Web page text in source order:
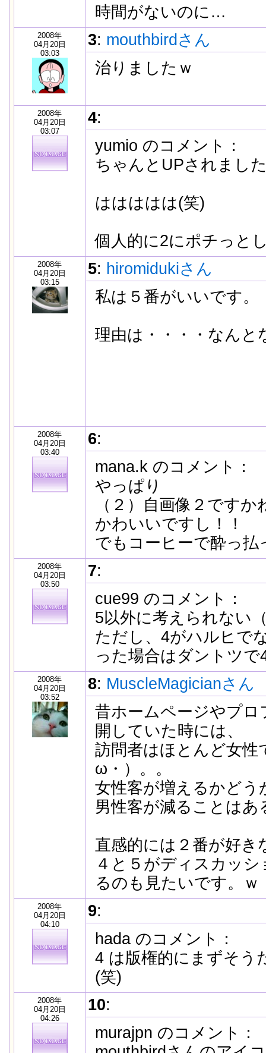
時間がないのに…
2008年
04月20日
03:03
3: mouthbirdさん
治りましたｗ
2008年
04月20日
03:07
4:
yumio のコメント：
ちゃんとUPされまし
ははははは(笑)
個人的に2にポチっと
2008年
04月20日
03:15
5: hiromidukiさん
私は５番がいいです。
理由は・・・・なんと
2008年
04月20日
03:40
6:
mana.k のコメント：
やっぱり
（２）自画像２ですか
かわいいですし！！
でもコーヒーで酔っ払
2008年
04月20日
03:50
7:
cue99 のコメント：
5以外に考えられない
ただし、4がハルヒで
った場合はダントツで
2008年
04月20日
03:52
8: MuscleMagicianさん
昔ホームページやプロ
開していた時には、
訪問者はほとんど女性
ω・）。。
女性客が増えるかどう
男性客が減ることはあ
直感的には２番が好き
４と５がディスカッ
るのも見たいです。ｗ
2008年
04月20日
04:10
9:
hada のコメント：
4 は版権的にまずそう
(笑)
2008年
04月20日
04:26
10:
murajpn のコメント：